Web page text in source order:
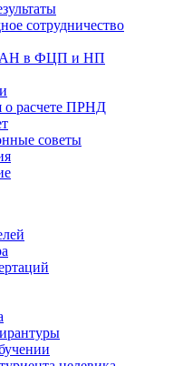
сотрудничество
в ФЦП и НП
расчете ПРНД
советы